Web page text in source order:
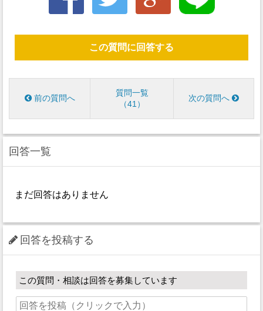
この質問に回答する
前の質問へ
質問一覧
41
次の質問へ
回答一覧
まだ回答はありません
回答を投稿する
この質問・相談は回答を募集しています